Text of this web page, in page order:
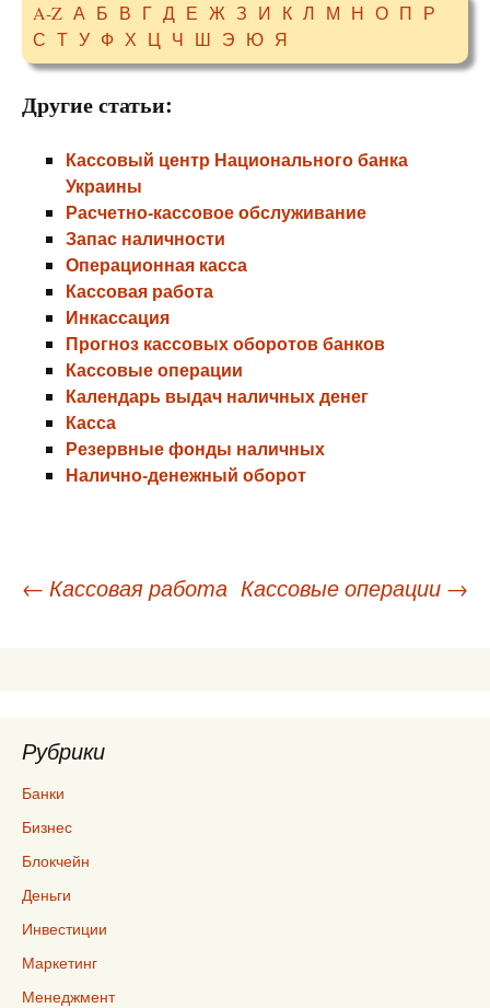
A-Z А Б В Г Д Е Ж З И К Л М Н О П Р
С Т У Ф Х Ц Ч Ш Э Ю Я
Другие статьи:
Кассовый центр Национального банка
Украины
Расчетно-кассовое обслуживание
Запас наличности
Операционная касса
Кассовая работа
Инкассация
Прогноз кассовых оборотов банков
Кассовые операции
Календарь выдач наличных денег
Касса
Резервные фонды наличных
Налично-денежный оборот
Навигация
← Кассовая работа Кассовые операции →
Рубрики
Банки
Бизнес
Блокчейн
Деньги
Инвестиции
Маркетинг
Менеджмент